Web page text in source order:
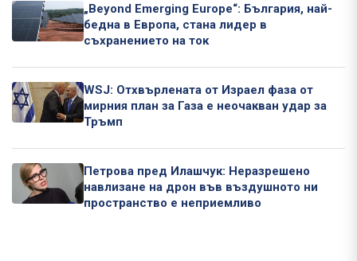
„Beyond Emerging Europe“: България, най-
бедна в Европа, стана лидер в
съхранението на ток
WSJ: Отхвърлената от Израел фаза от
мирния план за Газа е неочакван удар за
Тръмп
Петрова пред Илашчук: Неразрешено
навлизане на дрон във въздушното ни
пространство е неприемливо